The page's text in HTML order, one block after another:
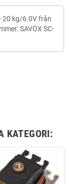
20 kg/6.0V från
SAVÖX SC-
KATEGORI: